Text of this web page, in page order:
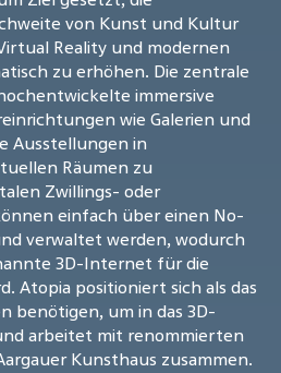
von Kunst und Kultur
Reality und modernen
zu erhöhen. Die zentrale
immersive
wie Galerien und
Ausstellungen in
Räumen zu
Zwillings- oder
einfach über einen No-
verwaltet werden, wodurch
3D-Internet für die
Atopia positioniert sich als das
benötigen, um in das 3D-
arbeitet mit renommierten
Kunsthaus zusammen.